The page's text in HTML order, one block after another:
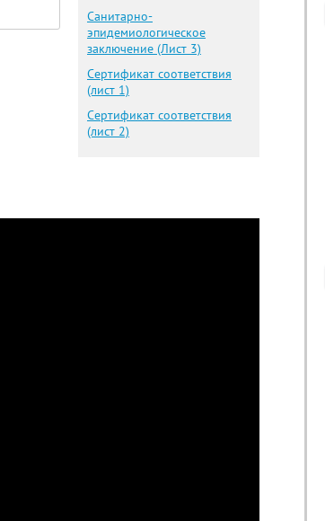
Санитарно-
эпидемиологическое
заключение (Лист 3)
Сертификат соответствия
(лист 1)
Сертификат соответствия
(лист 2)